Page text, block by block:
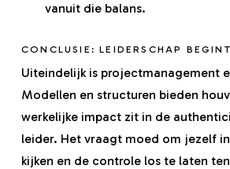
vanuit die balans.
CONCLUSIE: LEIDERSCHAP
Uiteindelijk is projectmanagement
Modellen en structuren bieden
werkelijke impact zit in de
leider. Het vraagt moed om jezelf
kijken en de controle los te laten